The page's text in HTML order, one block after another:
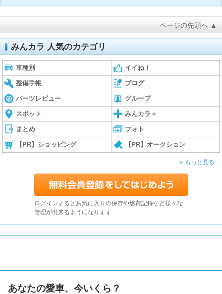
ページの先頭へ ▲
みんカラ 人気のカテゴリ
車種別 イイね！
整備手帳 ブログ
パーツレビュー グループ
スポット みんカラ＋
まとめ フォト
【PR】ショッピング 【PR】オークション
もっと見る
ログインするとお気に入りの保存や燃費記録など様々な
管理が出来るようになります
あなたの愛車、今いくら？